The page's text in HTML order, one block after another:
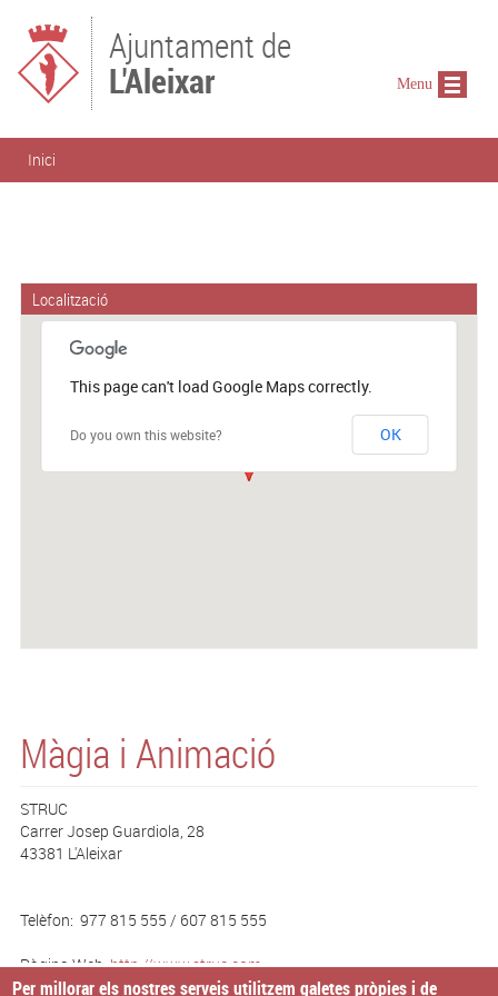
Ajuntament de
L'Aleixar
Esteu aquí
Inici
Localització
This page can't load Google Maps correctly.
Do you own this website? OK
Màgia i Animació
STRUC
Carrer Josep Guardiola, 28
43381 L'Aleixar
Telèfon: 977 815 555 / 607 815 555
Pàgina Web:http://www.struc.com
Menu
Per millorar els nostres serveis utilitzem galetes pròpies i de